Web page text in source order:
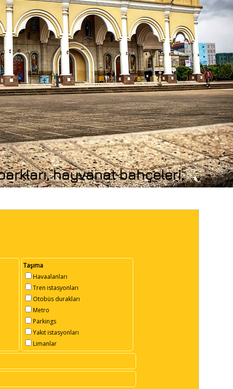
hayvanat bahçeleri,
Taşıma
Havaalanları
Tren istasyonları
Otobüs durakları
Metro
Parkings
Yakıt istasyonları
Limanlar